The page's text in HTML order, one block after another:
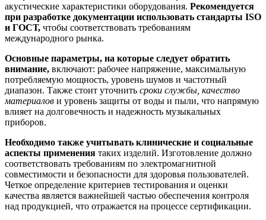
акустические характеристики оборудования. Рекомендуется
при разработке документации использовать стандарты ISO
и ГОСТ, чтобы соответствовать требованиям
международного рынка.
Основные параметры, на которые следует обратить
внимание, включают: рабочее напряжение, максимальную
потребляемую мощность, уровень шумов и частотный
диапазон. Также стоит уточнить сроки службы, качество
материалов и уровень защиты от воды и пыли, что напрямую
влияет на долговечность и надежность музыкальных
приборов.
Необходимо также учитывать клинические и социальные
аспекты применения таких изделий. Изготовление должно
соответствовать требованиям по электромагнитной
совместимости и безопасности для здоровья пользователей.
Четкое определение критериев тестирования и оценки
качества является важнейшей частью обеспечения контроля
над продукцией, что отражается на процессе сертификации.